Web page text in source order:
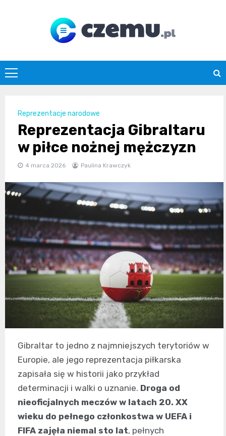
czemu.pl
Reprezentacje narodowe
Reprezentacja Gibraltaru
w piłce nożnej mężczyzn
4 marca 2026 Paulina Krawczyk
Gibraltar to jedno z najmniejszych terytoriów w
Europie, ale jego reprezentacja piłkarska
zapisała się w historii jako przykład
determinacji i walki o uznanie. Droga od
nieoficjalnych meczów w latach 20. XX
wieku do pełnego członkostwa w UEFA i
FIFA zajęła niemal sto lat, pełnych